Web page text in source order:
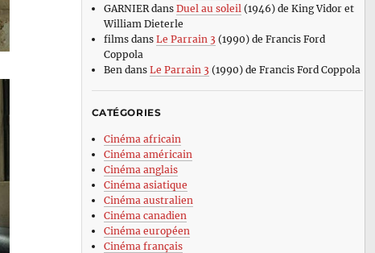
GARNIERdans Duel au soleil (1946) de King Vidor et
William Dieterle
filmsdans Le Parrain 3 (1990) de Francis Ford
Coppola
Ben dans Le Parrain 3 (1990) de Francis Ford Coppola
CATÉGORIES
Cinéma africain
Cinéma américain
Cinéma anglais
Cinéma asiatique
Cinéma australien
Cinéma canadien
Cinéma européen
Cinéma français